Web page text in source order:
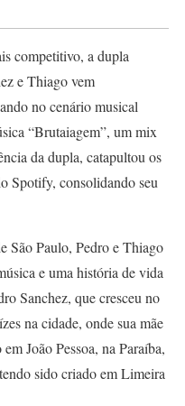
competitivo, a dupla
e Thiago vem
no cenário musical
“Brutaiagem”, um mix
da dupla, catapultou os
Spotify, consolidando seu
São Paulo, Pedro e Thiago
e uma história de vida
Sanchez, que cresceu no
na cidade, onde sua mãe
João Pessoa, na Paraíba,
sido criado em Limeira